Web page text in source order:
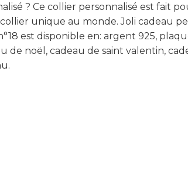
? Ce collier personnalisé est fait
unique au monde. Joli cadeau
est disponible en: argent 925,
de noël, cadeau de saint valentin,